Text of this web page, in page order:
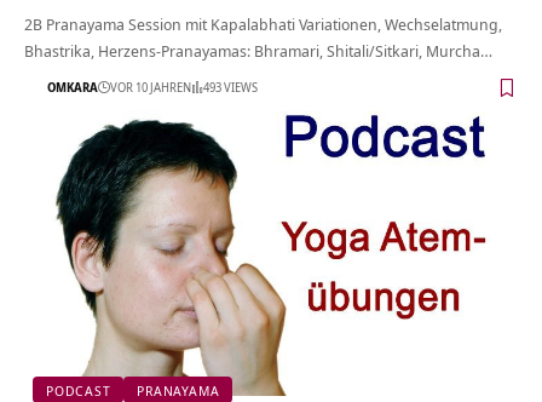
2B Pranayama Session mit Kapalabhati Variationen, Wechselatmung,
Bhastrika, Herzens-Pranayamas: Bhramari, Shitali/Sitkari, Murcha…
OMKARA VOR 10 JAHREN 493 VIEWS
PODCAST PRANAYAMA